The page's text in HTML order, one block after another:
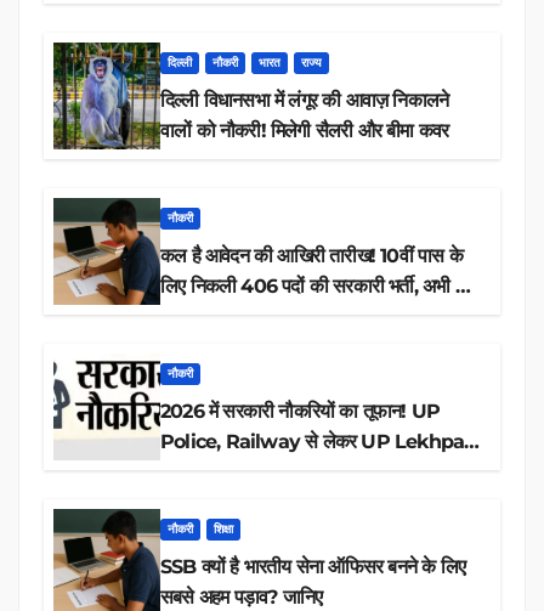
दिल्ली नौकरी भारत राज्य
दिल्ली विधानसभा में लंगूर की आवाज़ निकालने
वालों को नौकरी! मिलेगी सैलरी और बीमा कवर
नौकरी
कल है आवेदन की आखिरी तारीख! 10वीं पास के
लिए निकली 406 पदों की सरकारी भर्ती, अभी करें
नौकरी
2026 में सरकारी नौकरियों का तूफान! UP
Police, Railway से लेकर UP Lekhpal
नौकरी शिक्षा
SSB क्यों है भारतीय सेना ऑफिसर बनने के लिए
सबसे अहम पड़ाव? जानिए